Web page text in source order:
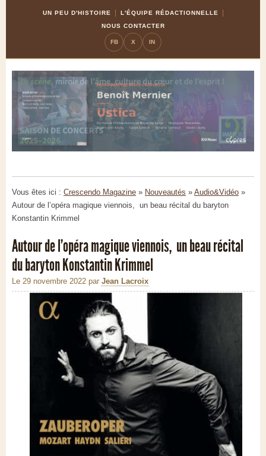
UN PEU D'HISTOIRE
L'ÉQUIPE RÉDACTIONNELLE
NOUS CONTACTER
FB X IN
Vous êtes ici : Crescendo Magazine » Nouveautés » Audio&Vidéo »
Autour de l’opéra magique viennois, un beau récital du baryton
Konstantin Krimmel
Autour de l’opéra magique viennois, un beau récital
du baryton Konstantin Krimmel
Le 29 novembre 2022 par Jean Lacroix